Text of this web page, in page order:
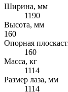
Ширина, мм
1190
Высота, мм
160
Опорная
160
Масса, кг
1114
Размер лаза, мм
1114